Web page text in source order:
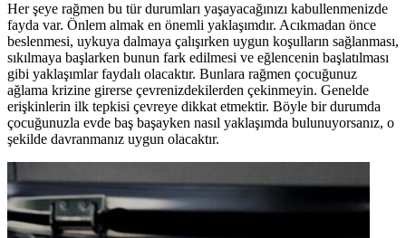
Her şeye rağmen bu tür durumları yaşayacağınızı kabullenmenizde
fayda var. Önlem almak en önemli yaklaşımdır. Acıkmadan önce
beslenmesi, uykuya dalmaya çalışırken uygun koşulların sağlanması,
sıkılmaya başlarken bunun fark edilmesi ve eğlencenin başlatılması
gibi yaklaşımlar faydalı olacaktır. Bunlara rağmen çocuğunuz
ağlama krizine girerse çevrenizdekilerden çekinmeyin. Genelde
erişkinlerin ilk tepkisi çevreye dikkat etmektir. Böyle bir durumda
çocuğunuzla evde baş başayken nasıl yaklaşımda bulunuyorsanız, o
şekilde davranmanız uygun olacaktır.